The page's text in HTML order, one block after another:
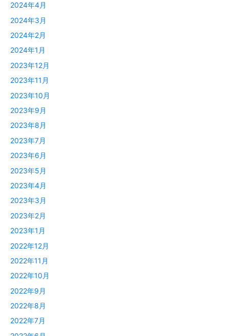
2024年4月
2024年3月
2024年2月
2024年1月
2023年12月
2023年11月
2023年10月
2023年9月
2023年8月
2023年7月
2023年6月
2023年5月
2023年4月
2023年3月
2023年2月
2023年1月
2022年12月
2022年11月
2022年10月
2022年9月
2022年8月
2022年7月